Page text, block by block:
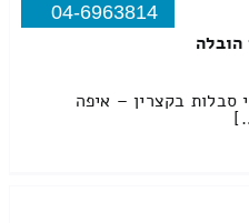
04-6963814
הובלה
סבלות בקצרין – איפה